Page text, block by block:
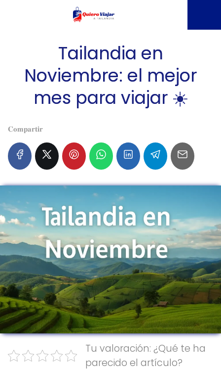
Tailandia en
Noviembre: el mejor
mes para viajar ☀️
𝐂𝐨𝐦𝐩𝐚𝐫𝐭𝐢𝐫
Tu valoración: ¿Qué te ha
parecido el artículo?